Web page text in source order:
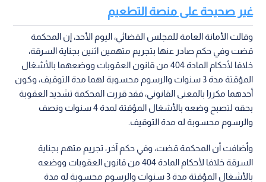
غير صحيحة على منصة التطعيم
وقالت الأمانة العامة للمجلس القضائي، اليوم الأحد، إن المحكمة
قضت وفي حكم صادر عنها بتجريم متهمين اثنين بجناية السرقة،
خلافا لأحكام المادة 404 من قانون العقوبات ووضعهما بالأشغال
المؤقتة مدة 3 سنوات والرسوم محسوبة لهما مدة التوقيف، وكون
أحدهما مكررا بالمعنى القانوني، فقد قررت المحكمة تشديد العقوبة
بحقه لتصبح وضعه بالأشغال المؤقتة لمدة 4 سنوات ونصف
والرسوم محسوبة له مدة التوقيف.
وأضافت أن المحكمة قضت، وفي حكم آخر، تجريم متهم بجناية
السرقة خلافا لأحكام المادة 404 من قانون العقوبات ووضعه
بالأشغال المؤقتة مدة 3 سنوات والرسوم محسوبة له مدة